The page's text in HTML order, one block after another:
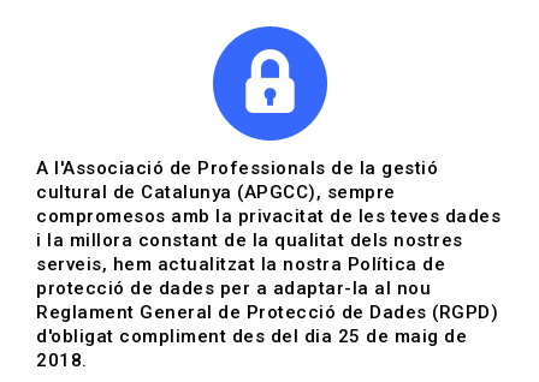
Actualitza't
Vols estar al dia?
HOME / BLOG
A l'Associació de Professionals de la gestió
cultural de Catalunya (APGCC), sempre
compromesos amb la privacitat de les teves dades
i la millora constant de la qualitat dels nostres
serveis, hem actualitzat la nostra Política de
protecció de dades per a adaptar-la al nou
Reglament General de Protecció de Dades (RGPD)
d'obligat compliment des del dia 25 de maig de
2018.